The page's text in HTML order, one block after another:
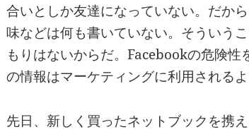
合いとしか友達になっていない。だか
味などは何も書いていない。そういう
もりはないからだ。Facebookの危険
の情報はマーケティングに利用される
先日、新しく買ったネットブックを携